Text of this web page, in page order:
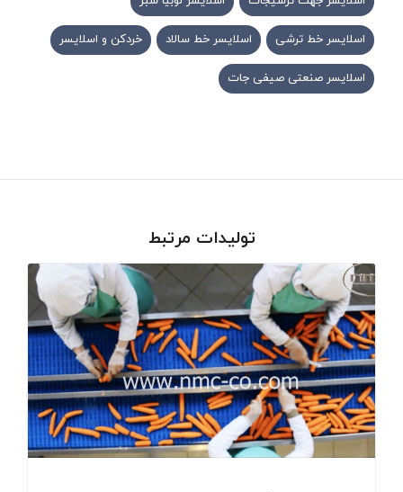
اسلایسر خط ترشی اسلایسر خط سالاد خردکن و اسلایسر
اسلایسر صنعتی صیفی جات
تولیدات مرتبط